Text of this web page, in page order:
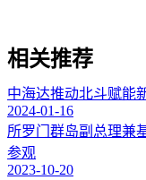
相关推荐
中海达推动北斗赋能
2024-01-16
所罗门群岛副总理兼
参观
2023-10-20